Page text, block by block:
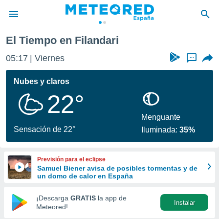
de
por
se
calidad.
a este
las
y
forma
digital
basada
El Tiempo en Filandari
05:17 Viernes ...
Nubes y claros
22°
Sensación de 22°
Menguante
Iluminada:35%
Previsión para el eclipse
Samuel Biener avisa de posibles tormentas y de
un domo de calor en España
¡Descarga GRATIS la app de
Meteored!
Instalar